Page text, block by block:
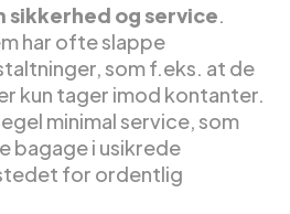
sikkerhed og service
har ofte slappe
som f.eks. at de
kun tager imod kontanter.
minimal service, som
bagage i usikrede
for ordentlig